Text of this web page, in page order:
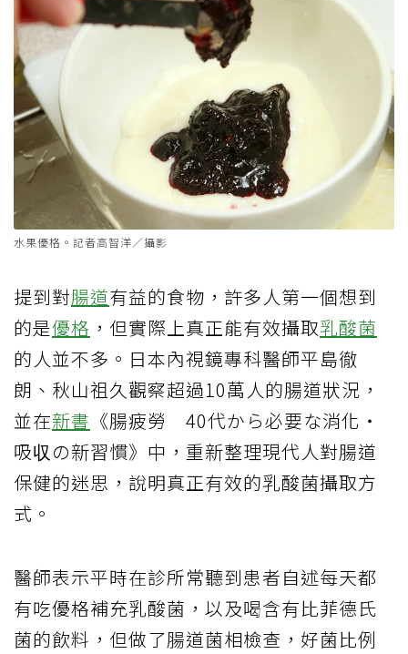
水果優格。記者高智洋／攝影
提到對腸道有益的食物，許多人第一個想到
的是優格 ，但實際上真正能有效攝取乳酸菌
的人並不多。日本內視鏡專科醫師平島徹
朗、秋山祖久觀察超過10萬人的腸道狀況，
並在新書 《腸疲勞 40代から必要な消化・
吸収の新習慣》中，重新整理現代人對腸道
保健的迷思，說明真正有效的乳酸菌攝取方
式。
醫師表示平時在診所常聽到患者自述每天都
有吃優格補充乳酸菌，以及喝含有比菲德氏
菌的飲料，但做了腸道菌相檢查，好菌比例